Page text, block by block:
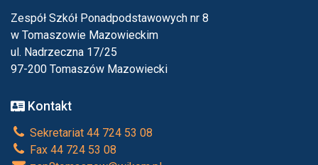
Zespół Szkół Ponadpodstawowych nr 8
w Tomaszowie Mazowieckim
ul. Nadrzeczna 17/25
97-200 Tomaszów Mazowiecki
Kontakt
Sekretariat 44 724 53 08
Fax 44 724 53 08